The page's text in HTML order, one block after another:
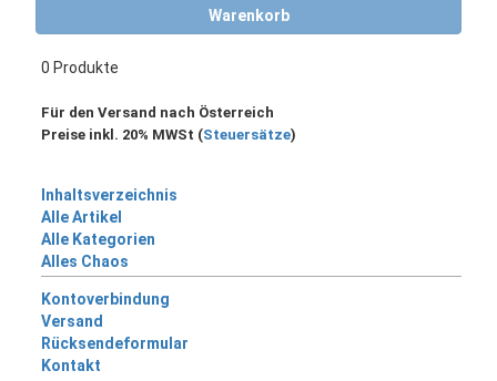
Warenkorb
0 Produkte
Für den Versand nach Österreich
Preise inkl. 20% MWSt (Steuersätze)
Inhaltsverzeichnis
Alle Artikel
Alle Kategorien
Alles Chaos
Kontoverbindung
Versand
Rücksendeformular
Kontakt